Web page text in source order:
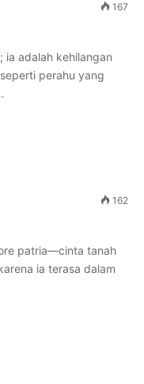
167
ia adalah kehilangan
perahu yang
162
patria—cinta tanah
ia terasa dalam